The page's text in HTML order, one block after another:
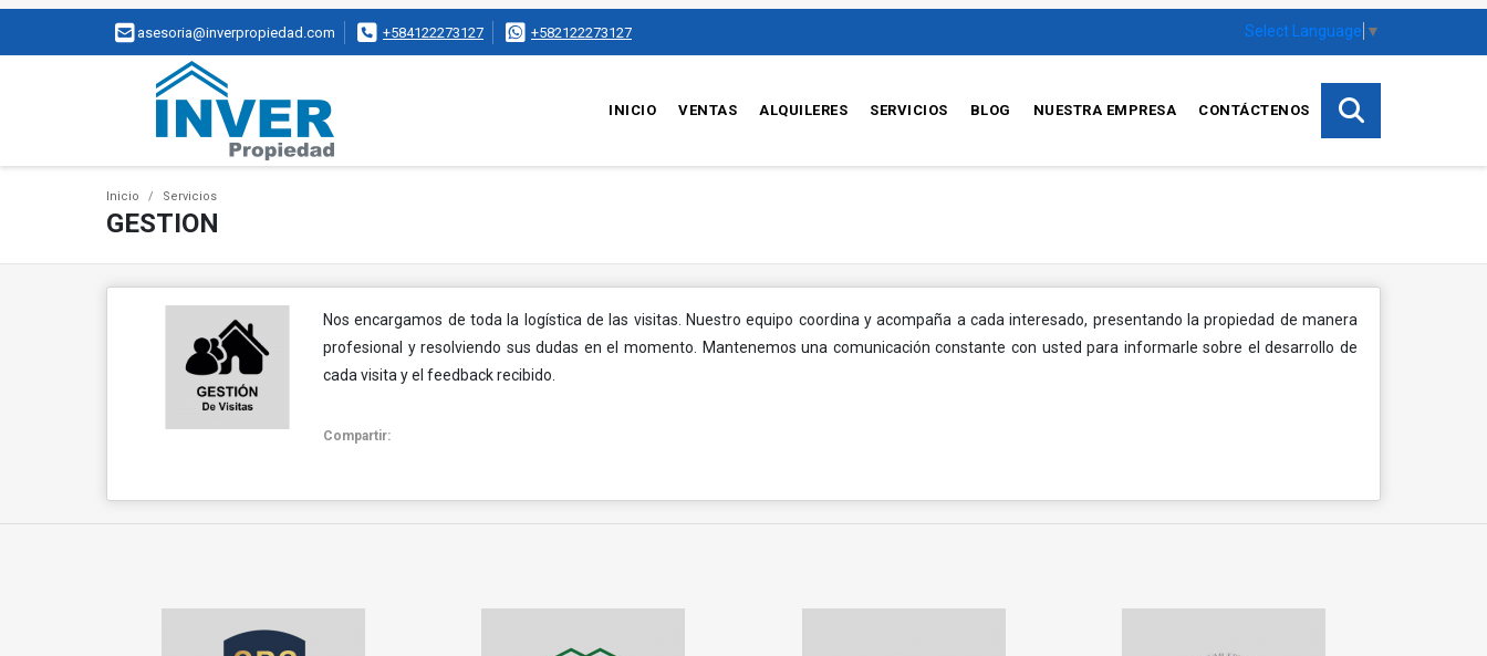
asesoria@inverpropiedad.com +584122273127 +582122273127 Select Language ▼
INICIO VENTAS ALQUILERES SERVICIOS BLOG NUESTRA EMPRESA CONTÁCTENOS
Inicio Servicios
GESTION
Nos encargamos de toda la logística de las visitas. Nuestro equipo coordina y acompaña a cada interesado, presentando la propiedad de manera
profesional y resolviendo sus dudas en el momento. Mantenemos una comunicación constante con usted para informarle sobre el desarrollo de
cada visita y el feedback recibido.
Compartir: